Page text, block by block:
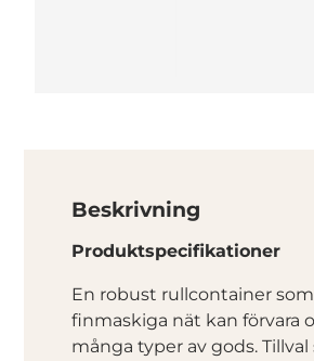
Beskrivning
Produktspecifikationer
En robust rullcontainer
finmaskiga nät kan förvara
många typer av gods. Tillval